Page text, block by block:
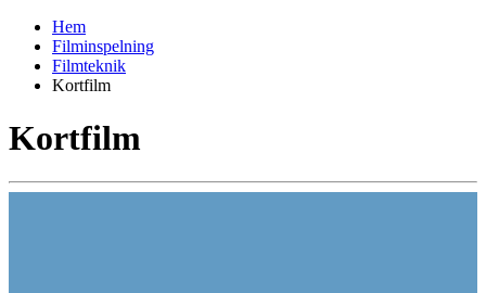
Hem
Filminspelning
Filmteknik
Kortfilm
Kortfilm